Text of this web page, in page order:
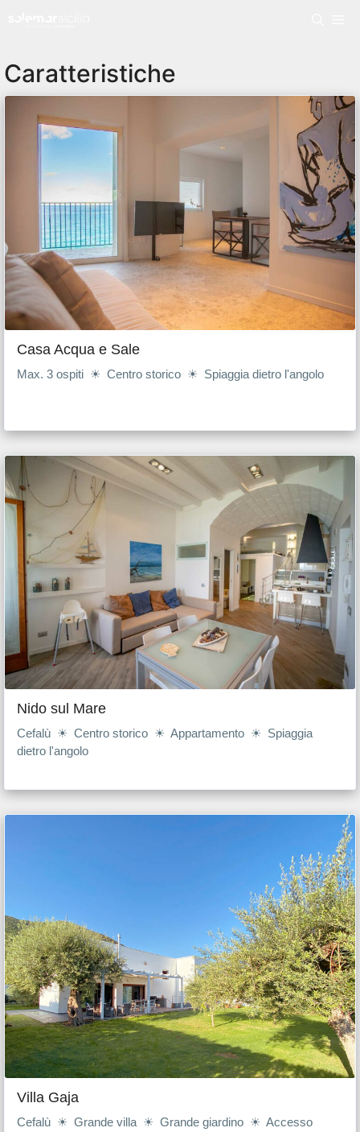
Caratteristiche
Casa Acqua e Sale
Max. 3 ospiti ☀ Centro storico ☀ Spiaggia dietro l'angolo
Nido sul Mare
Cefalù ☀ Centro storico ☀ Appartamento ☀ Spiaggia
dietro l'angolo
Villa Gaja
Cefalù ☀ Grande villa ☀ Grande giardino ☀ Accesso